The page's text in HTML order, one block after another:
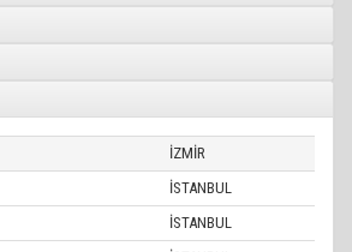
İZMİR
İSTANBUL
İSTANBUL